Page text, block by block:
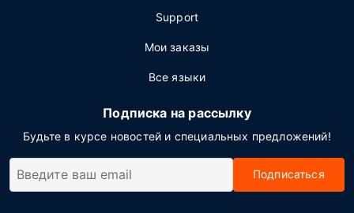
Support
Мои заказы
Все языки
Подписка на рассылку
Будьте в курсе новостей и специальных предложений!
Подписаться